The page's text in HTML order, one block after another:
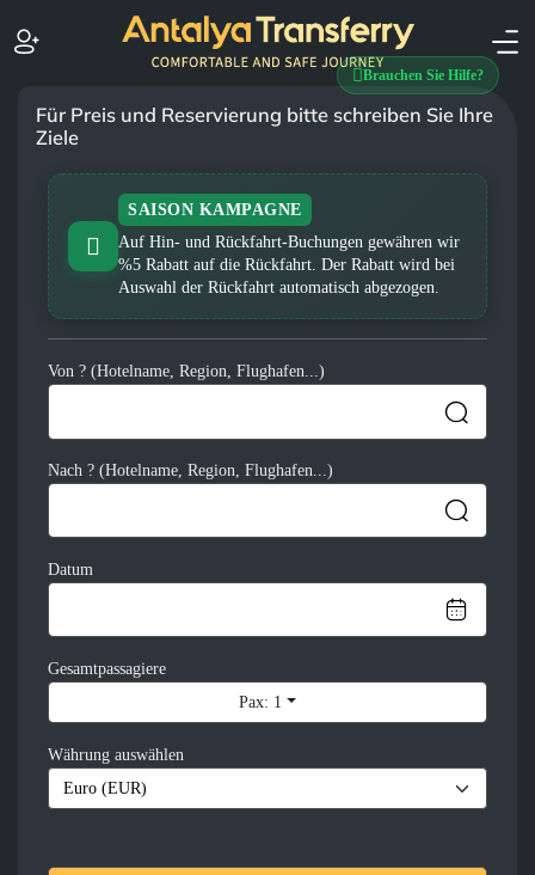
Brauchen Sie Hilfe?
Für Preis und Reservierung bitte schreiben Sie Ihre
Ziele
SAISON KAMPAGNE
Auf Hin- und Rückfahrt-Buchungen gewähren wir
%5 Rabatt auf die Rückfahrt. Der Rabatt wird bei
Auswahl der Rückfahrt automatisch abgezogen.
Von ? (Hotelname, Region, Flughafen...)
Nach ? (Hotelname, Region, Flughafen...)
Datum
Gesamtpassagiere
Pax: 1
Währung auswählen